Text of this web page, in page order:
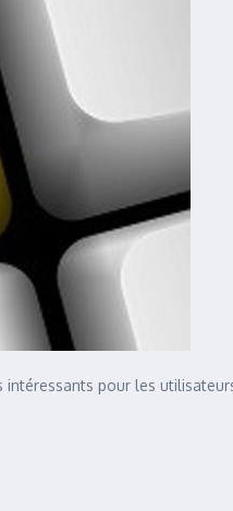
pour les